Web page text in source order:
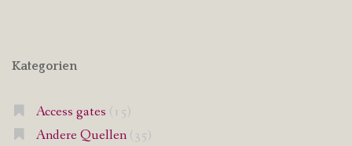
Kategorien
Access gates (15)
Andere Quellen(35)